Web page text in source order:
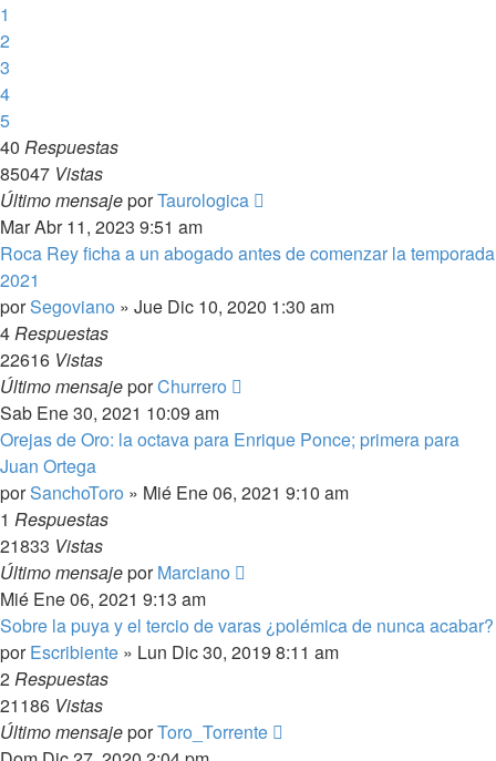
1
2
3
4
5
40 Respuestas
85047 Vistas
Último mensajeporTaurologica
Mar Abr 11, 2023 9:51 am
Roca Rey ficha a un abogado antes de comenzar la temporada
2021
porSegoviano » Jue Dic 10, 2020 1:30 am
4Respuestas
22616 Vistas
Último mensajeporChurrero
Sab Ene 30, 2021 10:09 am
Orejas de Oro: la octava para Enrique Ponce; primera para
Juan Ortega
porSanchoToro » Mié Ene 06, 2021 9:10 am
1 Respuestas
21833 Vistas
Último mensajeporMarciano
Mié Ene 06, 2021 9:13 am
Sobre la puya y el tercio de varas ¿polémica de nunca acabar?
porEscribiente » Lun Dic 30, 2019 8:11 am
2Respuestas
21186 Vistas
Último mensajeporToro_Torrente